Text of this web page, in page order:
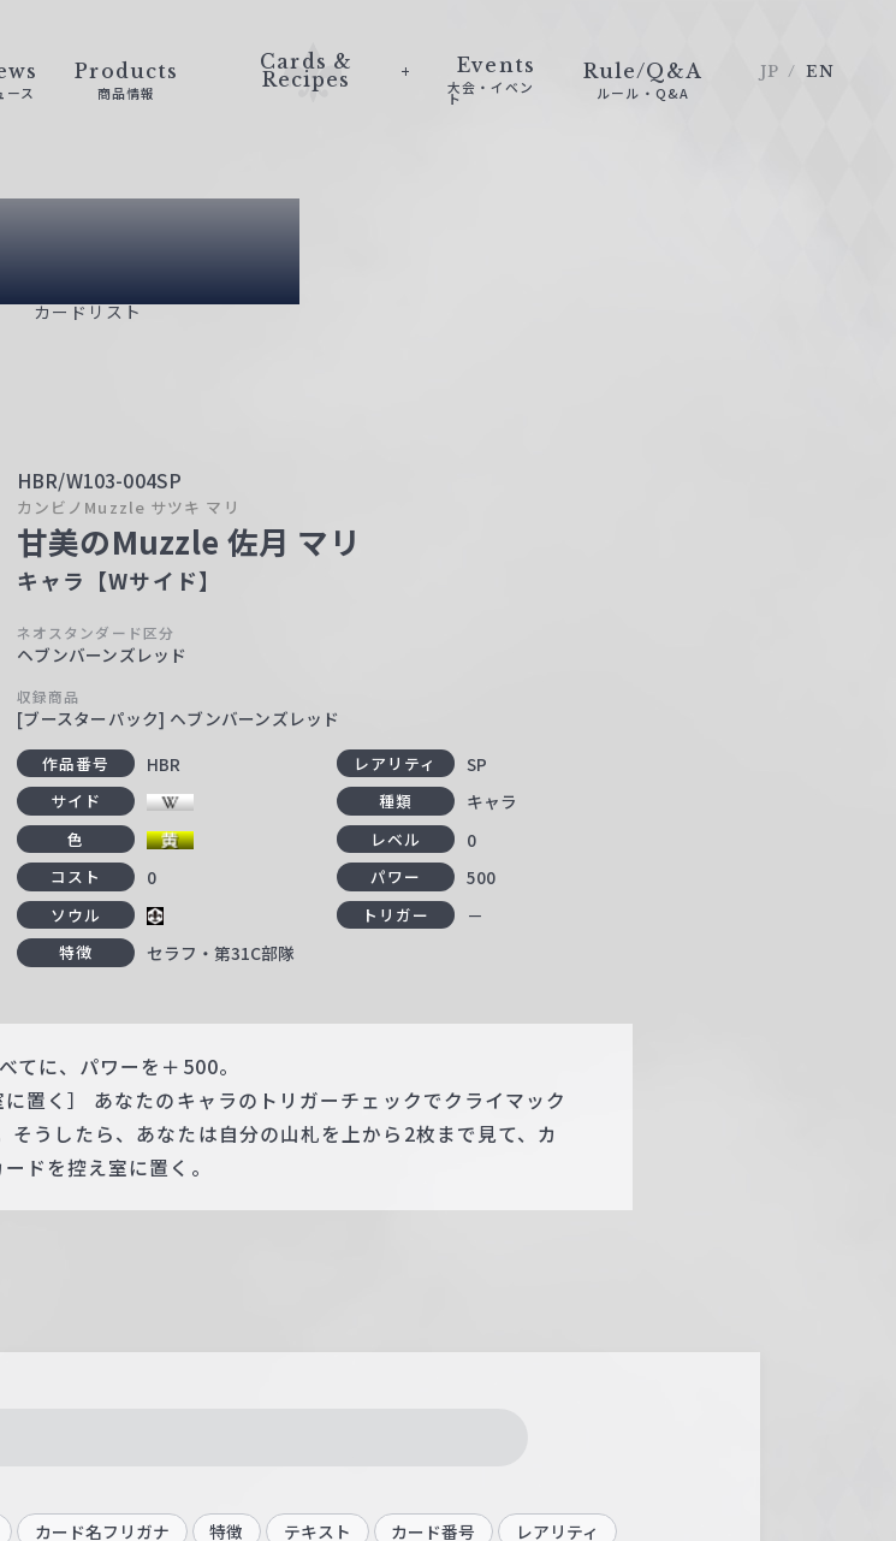
ース
Products
商品情報
Cards &
Recipes
Events
大会・イベン
ト
Rule/Q&A
ルール・Q&A
JP EN
List
カードリスト
HBR/W103-004SP
カンビノMuzzle サツキ マリ
甘美のMuzzle 佐月 マリ
キャラ【Wサイド】
ネオスタンダード区分
ヘブンバーンズレッド
収録商品
[ブースターパック] ヘブンバーンズレッド
作品番号 HBR レアリティ SP
サイド 種類 キャラ
色 レベル 0
コスト 0 パワー 500
ソウル トリガー －
特徴 セラフ・第31C部隊
てに、パワーを＋500。
置く］ あなたのキャラのトリガーチェックでクライマック
うしたら、あなたは自分の山札を上から2枚まで見て、カ
ドを控え室に置く。
カード名フリガナ 特徴 テキスト カード番号 レアリティ